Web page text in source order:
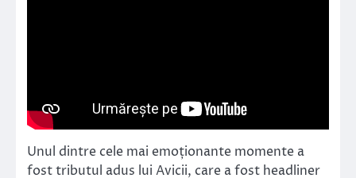
Unul dintre cele mai emoționante momente a
fost tributul adus lui Avicii, care a fost headliner